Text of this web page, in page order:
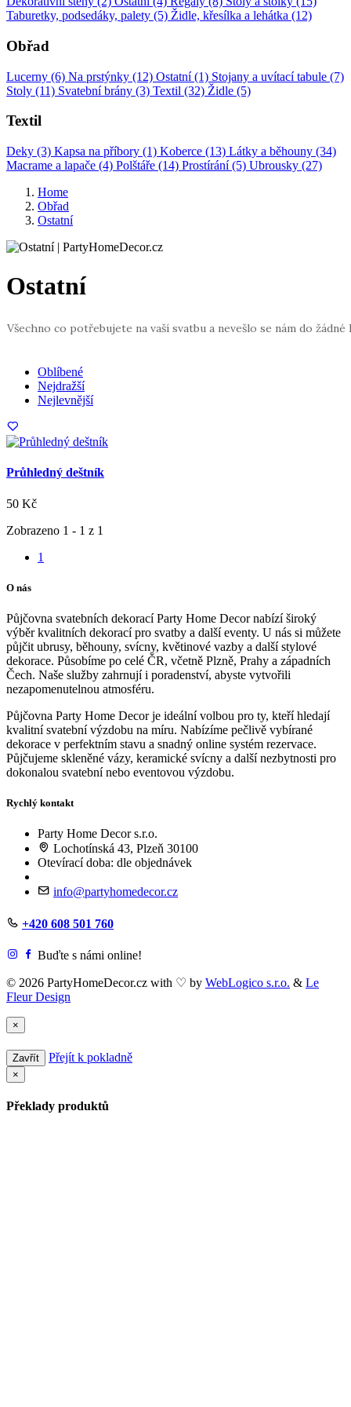
Taburetky, podsedáky, palety (5) Židle, křesílka a lehátka (12)
Obřad
Lucerny (6) Na prstýnky (12) Ostatní (1) Stojany a uvítací tabule (7)
Stoly (11) Svatební brány (3) Textil (32) Židle (5)
Textil
Deky (3) Kapsa na příbory (1) Koberce (13) Látky a běhouny (34)
Macrame a lapače (4) Polštáře (14) Prostírání (5) Ubrousky (27)
Home
Obřad
Ostatní
Ostatní
Všechno co potřebujete na vaší svatbu a nevešlo se nám do
Oblíbené
Nejdražší
Nejlevnější
Průhledný deštník
50 Kč
Zobrazeno 1 - 1 z 1
1
O nás
Půjčovna svatebních dekorací Party Home Decor nabízí široký
výběr kvalitních dekorací pro svatby a další eventy. U nás si můžete
půjčit ubrusy, běhouny, svícny, květinové vazby a další stylové
dekorace. Působíme po celé ČR, včetně Plzně, Prahy a západních
Čech. Naše služby zahrnují i poradenství, abyste vytvořili
nezapomenutelnou atmosféru.
Půjčovna Party Home Decor je ideální volbou pro ty, kteří hledají
kvalitní svatební výzdobu na míru. Nabízíme pečlivě vybírané
dekorace v perfektním stavu a snadný online systém rezervace.
Půjčujeme skleněné vázy, keramické svícny a další nezbytnosti pro
dokonalou svatební nebo eventovou výzdobu.
Rychlý kontakt
Party Home Decor s.r.o.
Lochotínská 43, Plzeň 30100
Otevírací doba: dle objednávek
info@partyhomedecor.cz
+420 608 501 760
Buďte s námi online!
© 2026 PartyHomeDecor.cz with ♡ by WebLogico s.r.o. & Le
Fleur Design
×
Zavřít Přejít k pokladně
×
Překlady produktů